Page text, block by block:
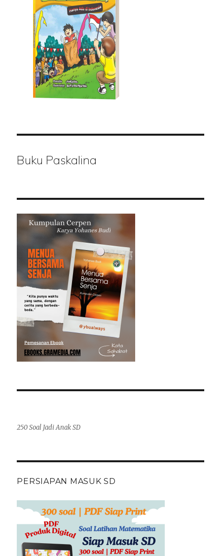
Buku Paskalina
250 Soal Jadi Anak SD
PERSIAPAN MASUK SD